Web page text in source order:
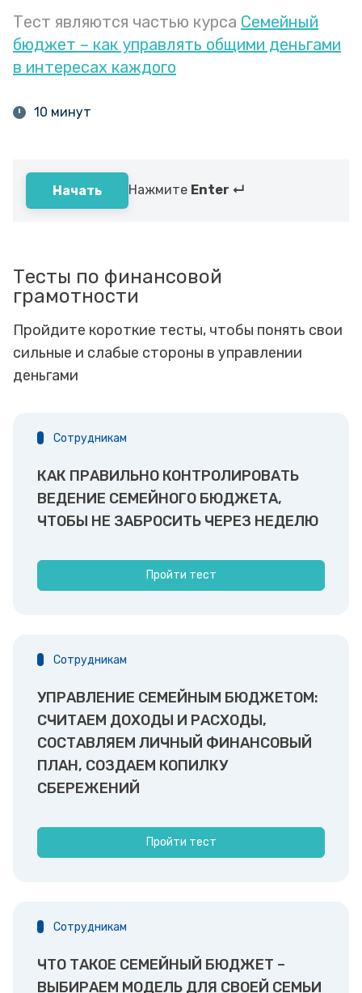
Тесты по финансовой
грамотности
Пройдите короткие тесты, чтобы понять свои
сильные и слабые стороны в управлении
деньгами
Сотрудникам
КАК ПРАВИЛЬНО КОНТРОЛИРОВАТЬ
ВЕДЕНИЕ СЕМЕЙНОГО БЮДЖЕТА,
ЧТОБЫ НЕ ЗАБРОСИТЬ ЧЕРЕЗ НЕДЕЛЮ
Пройти тест
Сотрудникам
УПРАВЛЕНИЕ СЕМЕЙНЫМ БЮДЖЕТОМ:
СЧИТАЕМ ДОХОДЫ И РАСХОДЫ,
СОСТАВЛЯЕМ ЛИЧНЫЙ ФИНАНСОВЫЙ
ПЛАН, СОЗДАЕМ КОПИЛКУ
СБЕРЕЖЕНИЙ
Пройти тест
Сотрудникам
ЧТО ТАКОЕ СЕМЕЙНЫЙ БЮДЖЕТ –
ВЫБИРАЕМ МОДЕЛЬ ДЛЯ СВОЕЙ СЕМЬИ